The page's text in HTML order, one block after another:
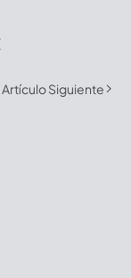
Artículo Siguiente